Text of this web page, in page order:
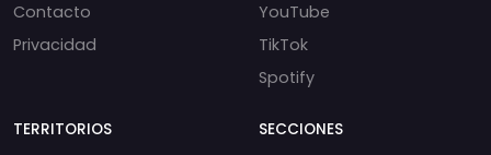
Contacto
Privacidad
YouTube
TikTok
Spotify
TERRITORIOS SECCIONES